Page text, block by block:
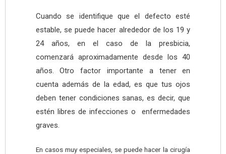
Cuando se identifique que el defecto esté
estable, se puede hacer alrededor de los 19 y
24 años, en el caso de la presbicia,
comenzará aproximadamente desde los 40
años. Otro factor importante a tener en
cuenta además de la edad, es que tus ojos
deben tener condiciones sanas, es decir, que
estén libres de infecciones o enfermedades
graves.
En casos muy especiales, se puede hacer la cirugía